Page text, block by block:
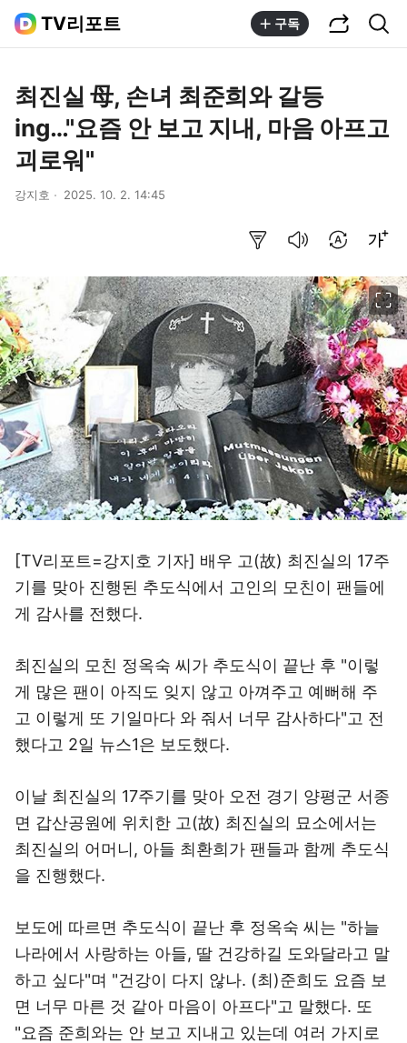
TV리포트 구독
최진실 母, 손녀 최준희와 갈등
ing…"요즘 안 보고 지내, 마음 아프고
괴로워"
강지호 2025. 10. 2. 14:45
[TV리포트=강지호 기자] 배우 고(故) 최진실의 17주
기를 맞아 진행된 추도식에서 고인의 모친이 팬들에
게 감사를 전했다.
최진실의 모친 정옥숙 씨가 추도식이 끝난 후 "이렇
게 많은 팬이 아직도 잊지 않고 아껴주고 예뻐해 주
고 이렇게 또 기일마다 와 줘서 너무 감사하다"고 전
했다고 2일 뉴스1은 보도했다.
이날 최진실의 17주기를 맞아 오전 경기 양평군 서종
면 갑산공원에 위치한 고(故) 최진실의 묘소에서는
최진실의 어머니, 아들 최환희가 팬들과 함께 추도식
을 진행했다.
보도에 따르면 추도식이 끝난 후 정옥숙 씨는 "하늘
나라에서 사랑하는 아들, 딸 건강하길 도와달라고 말
하고 싶다"며 "건강이 다지 않나. (최)준희도 요즘 보
면 너무 마른 것 같아 마음이 아프다"고 말했다. 또
"요즘 준희와는 안 보고 지내고 있는데 여러 가지로